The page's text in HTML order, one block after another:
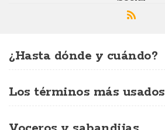
¿Hasta dónde y cuándo?
Los términos más usados